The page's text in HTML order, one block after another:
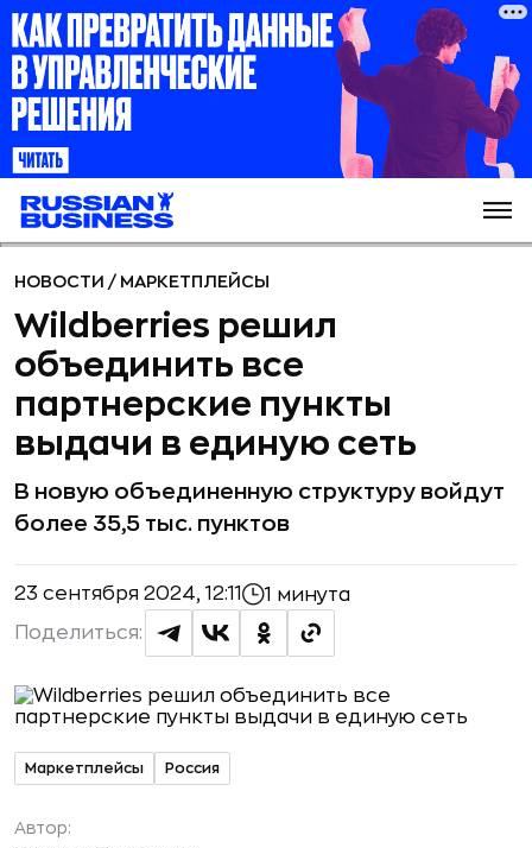
НОВОСТИ / МАРКЕТПЛЕЙСЫ
Wildberries решил
объединить все
партнерские пункты
выдачи в единую сеть
В новую объединенную структуру войдут
более 35,5 тыс. пунктов
23 сентября 2024, 12:11 1 минута
Поделиться:
Маркетплейсы Россия
Автор: